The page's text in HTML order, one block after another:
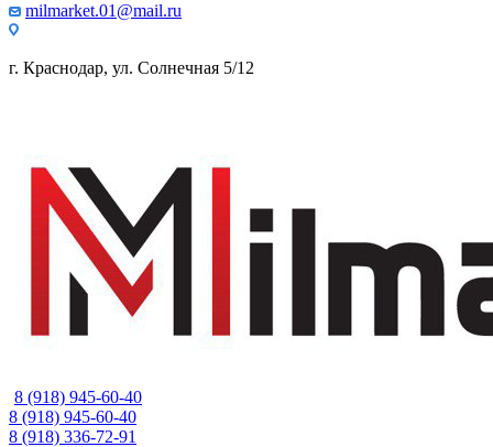
milmarket.01@mail.ru
г. Краснодар, ул. Солнечная 5/12
8 (918) 945-60-40
8 (918) 945-60-40
8 (918) 336-72-91